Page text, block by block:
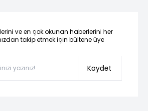
ve en çok okunan haberlerini her
takip etmek için bültene üye
Kaydet